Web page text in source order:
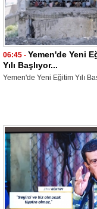
06:45 - Yemen'de Yeni
Yılı Başlıyor...
Yemen'de Yeni Eğitim Yılı